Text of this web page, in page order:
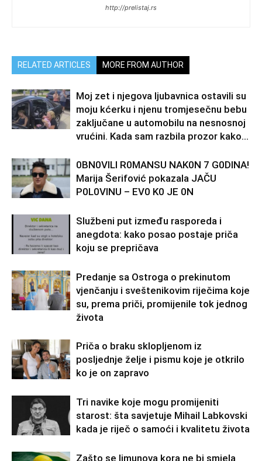
http://prelistaj.rs
RELATED ARTICLES MORE FROM AUTHOR
Moj zet i njegova ljubavnica ostavili su
moju kćerku i njenu tromjesečnu bebu
zaključane u automobilu na nesnosnoj
vrućini. Kada sam razbila prozor kako...
0BN0VlLl R0MANSU NAK0N 7 G0DlNA!
Marija Šerifović pokazala JAČU
P0L0VINU – EV0 K0 JE 0N
Službeni put između rasporeda i
anegdota: kako posao postaje priča
koju se prepričava
Predanje sa Ostroga o prekinutom
vjenčanju i sveštenikovim riječima koje
su, prema priči, promijenile tok jednog
života
Priča o braku sklopljenom iz
posljednje želje i pismu koje je otkrilo
ko je on zapravo
Tri navike koje mogu promijeniti
starost: šta savjetuje Mihail Labkovski
kada je riječ o samoći i kvalitetu života
Zašto se limunova kora ne bi smjela